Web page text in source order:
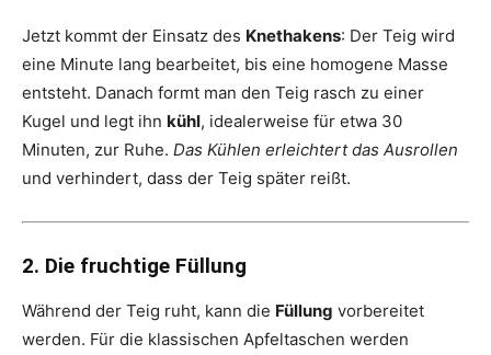
Jetzt kommt der Einsatz des Knethakens: Der Teig wird
eine Minute lang bearbeitet, bis eine homogene Masse
entsteht. Danach formt man den Teig rasch zu einer
Kugel und legt ihn kühl, idealerweise für etwa 30
Minuten, zur Ruhe. Das Kühlen erleichtert das Ausrollen
und verhindert, dass der Teig später reißt.
2. Die fruchtige Füllung
Während der Teig ruht, kann die Füllung vorbereitet
werden. Für die klassischen Apfeltaschen werden